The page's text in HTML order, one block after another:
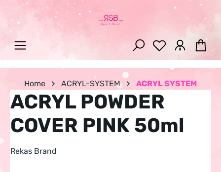
Zum Hauptinhalt springen
Home ACRYL-SYSTEM ACRYL SYSTEM
ACRYL POWDER
COVER PINK 50ml
Rekas Brand